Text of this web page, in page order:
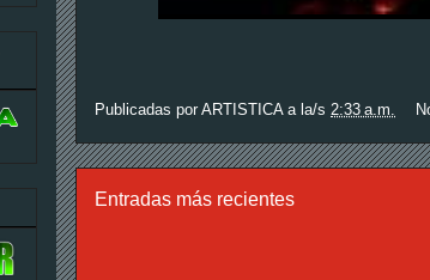
Publicadas por ARTISTICA a la/s 2:33 a.m.
Entradas más recientes